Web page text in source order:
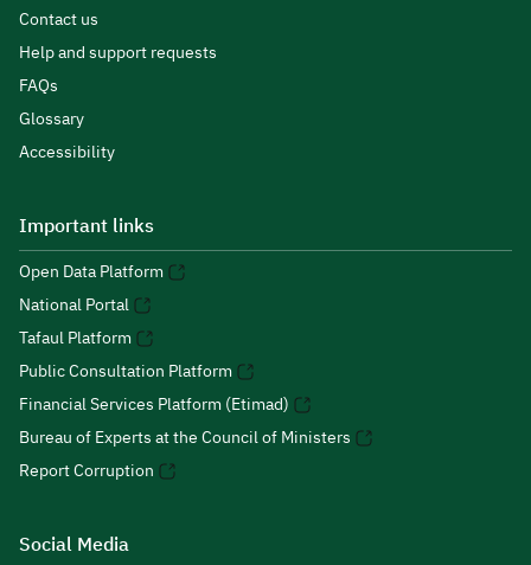
Contact us
Help and support requests
FAQs
Glossary
Accessibility
Important links
Open Data Platform
National Portal
Tafaul Platform
Public Consultation Platform
Financial Services Platform (Etimad)
Bureau of Experts at the Council of Ministers
Report Corruption
Social Media